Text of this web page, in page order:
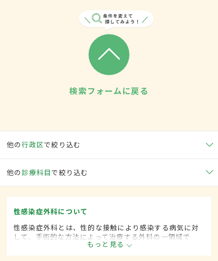
検索フォームに戻る
他の行政区で絞り込む
他の 診療科目で絞り込む
性感染症外科について
性感染症外科とは、性的な接触により感染する病気に対
して、手術的な方法によって治療する外科の一領域で
す。平成20年4月の制度改正前は、性感染症科と呼ばれ
ていました。
もっと見る